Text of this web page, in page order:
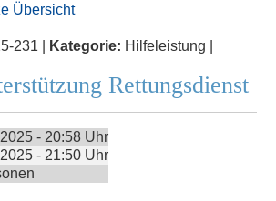
Übersicht
231 | Kategorie: Hilfeleistung |
Rettungsdienst
- 20:58 Uhr
- 21:50 Uhr